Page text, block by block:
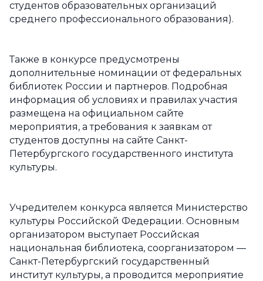
студентов образовательных организаций
среднего профессионального образования).
Также в конкурсе предусмотрены
дополнительные номинации от федеральных
библиотек России и партнеров. Подробная
информация об условиях и правилах участия
размещена на официальном сайте
мероприятия, а требования к заявкам от
студентов доступны на сайте Санкт-
Петербургского государственного института
культуры.
Учредителем конкурса является Министерство
культуры Российской Федерации. Основным
организатором выступает Российская
национальная библиотека, соорганизатором —
Санкт-Петербургский государственный
институт культуры, а проводится мероприятие